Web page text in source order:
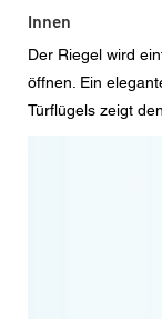
Innen
Der Riegel wird
öffnen. Ein
Türflügels zeigt